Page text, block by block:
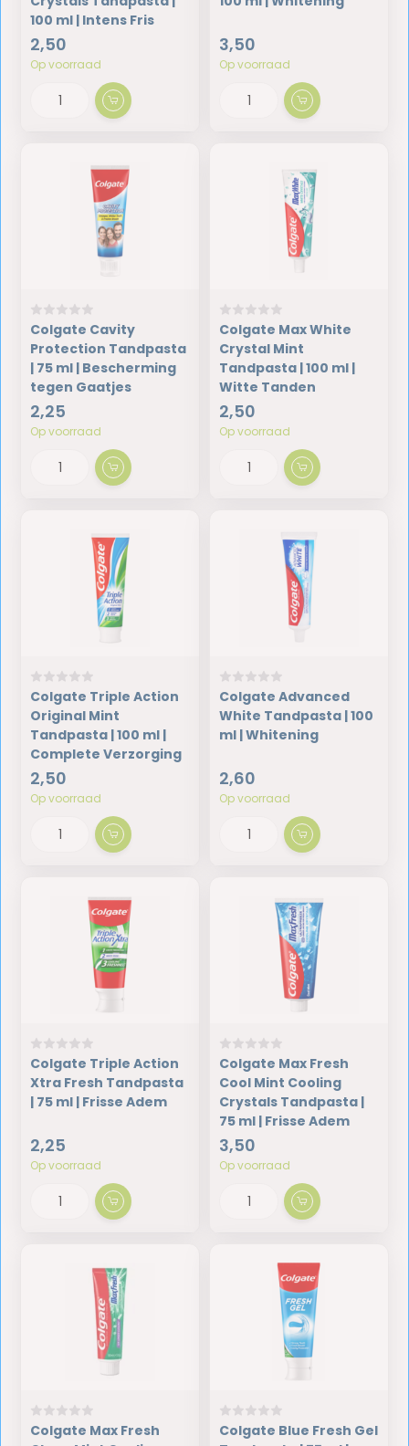
100 ml | Intens Fris
2,50
Op voorraad
3,50
Op voorraad
Colgate Cavity
Protection Tandpasta
| 75 ml | Bescherming
tegen Gaatjes
2,25
Op voorraad
Colgate Max White
Crystal Mint
Tandpasta | 100 ml |
Witte Tanden
2,50
Op voorraad
Colgate Triple Action
Original Mint
Tandpasta | 100 ml |
Complete Verzorging
2,50
Op voorraad
Colgate Advanced
White Tandpasta | 100
ml | Whitening
2,60
Op voorraad
Colgate Triple Action
Xtra Fresh Tandpasta
| 75 ml | Frisse Adem
2,25
Op voorraad
Colgate Max Fresh
Cool Mint Cooling
Crystals Tandpasta |
75 ml | Frisse Adem
3,50
Op voorraad
Colgate Max Fresh
Colgate Blue Fresh Gel